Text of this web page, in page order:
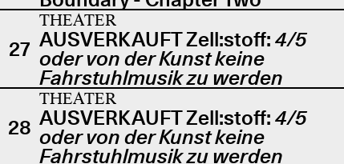
27
THEATER
AUSVERKAUFT Zell:stoff: 4/5
oder von der Kunst keine
Fahrstuhlmusik zu werden
28
THEATER
AUSVERKAUFT Zell:stoff: 4/5
oder von der Kunst keine
Fahrstuhlmusik zu werden